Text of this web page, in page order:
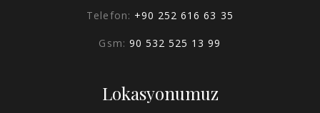
Telefon: +90 252 616 63 35
Gsm: 90 532 525 13 99
Lokasyonumuz